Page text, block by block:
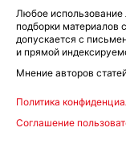
Любое использование
подборки материалов
допускается с
и прямой
Мнение авторов
Политика
Соглашение